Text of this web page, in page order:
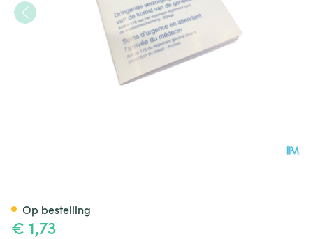
€ 1,73
Op bestelling